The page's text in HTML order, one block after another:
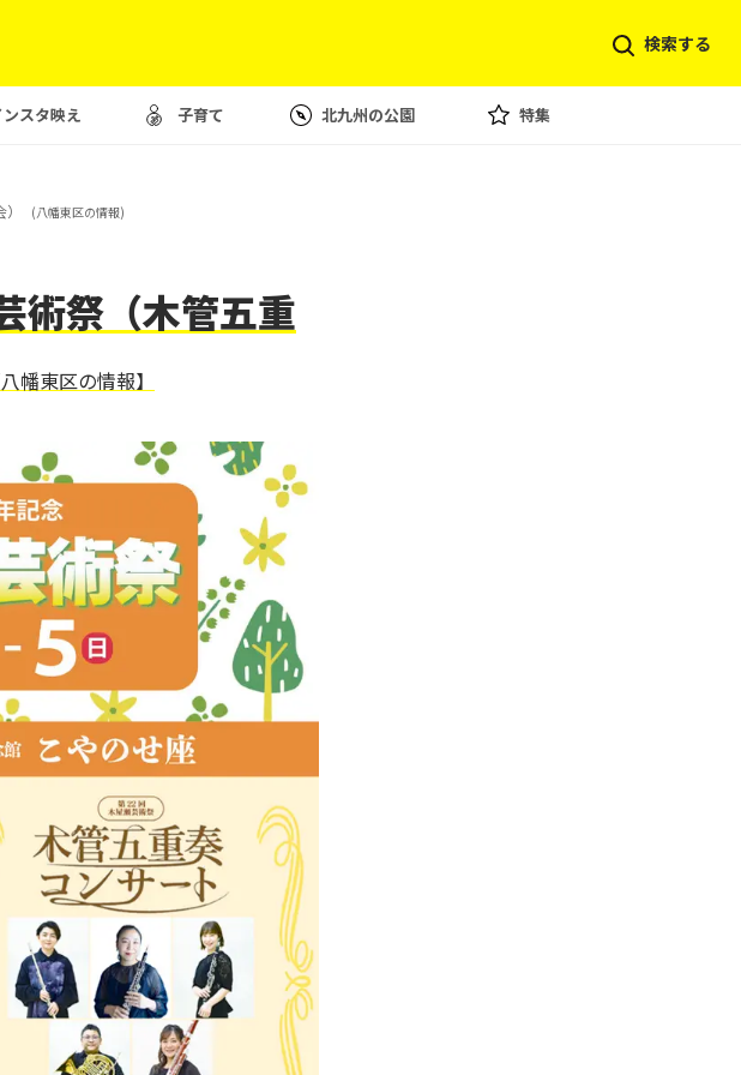
検索する
ンスタ映え 子育て 北九州の公園 特集
(八幡東区の情報)
術祭（木管五重
八幡東区の情報】